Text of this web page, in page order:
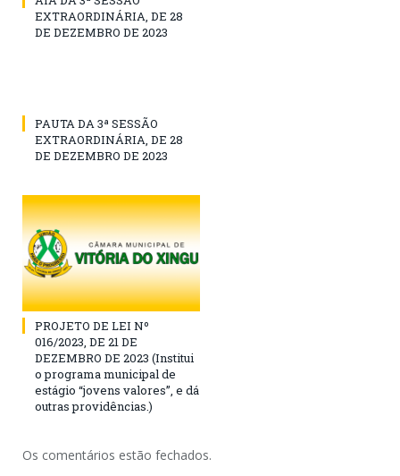
EXTRAORDINÁRIA, DE 28
DE DEZEMBRO DE 2023
PAUTA DA 3ª SESSÃO
EXTRAORDINÁRIA, DE 28
DE DEZEMBRO DE 2023
PROJETO DE LEI Nº
016/2023, DE 21 DE
DEZEMBRO DE 2023 (Institui
o programa municipal de
estágio “jovens valores”, e dá
outras providências.)
Os comentários estão fechados.